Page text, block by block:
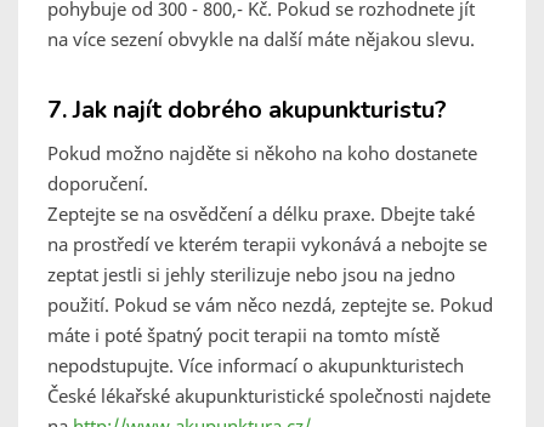
pohybuje od 300 - 800,- Kč. Pokud se rozhodnete jít
na více sezení obvykle na další máte nějakou slevu.
7. Jak najít dobrého akupunkturistu?
Pokud možno najděte si někoho na koho dostanete
doporučení.
Zeptejte se na osvědčení a délku praxe. Dbejte také
na prostředí ve kterém terapii vykonává a nebojte se
zeptat jestli si jehly sterilizuje nebo jsou na jedno
použití. Pokud se vám něco nezdá, zeptejte se. Pokud
máte i poté špatný pocit terapii na tomto místě
nepodstupujte. Více informací o akupunkturistech
České lékařské akupunkturistické společnosti najdete